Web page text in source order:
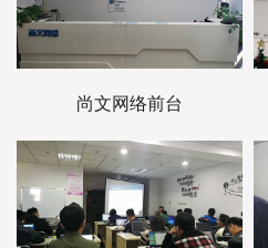
尚文网络前台